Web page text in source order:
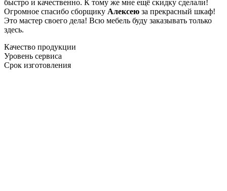
быстро и качественно. К тому же мне ещё скидку сделали!
Огромное спасибо сборщику Алексею за прекрасный шкаф!
Это мастер своего дела! Всю мебель буду заказывать только
здесь.
Качество продукции
Уровень сервиса
Срок изготовления